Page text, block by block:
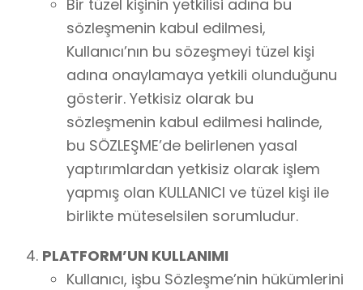
Bir tüzel kişinin yetkilisi adına bu
sözleşmenin kabul edilmesi,
Kullanıcı’nın bu sözeşmeyi tüzel kişi
adına onaylamaya yetkili olunduğunu
gösterir. Yetkisiz olarak bu
sözleşmenin kabul edilmesi halinde,
bu SÖZLEŞME’de belirlenen yasal
yaptırımlardan yetkisiz olarak işlem
yapmış olan KULLANICI ve tüzel kişi ile
birlikte müteselsilen sorumludur.
PLATFORM’UN KULLANIMI
Kullanıcı, işbu Sözleşme’nin hükümlerini